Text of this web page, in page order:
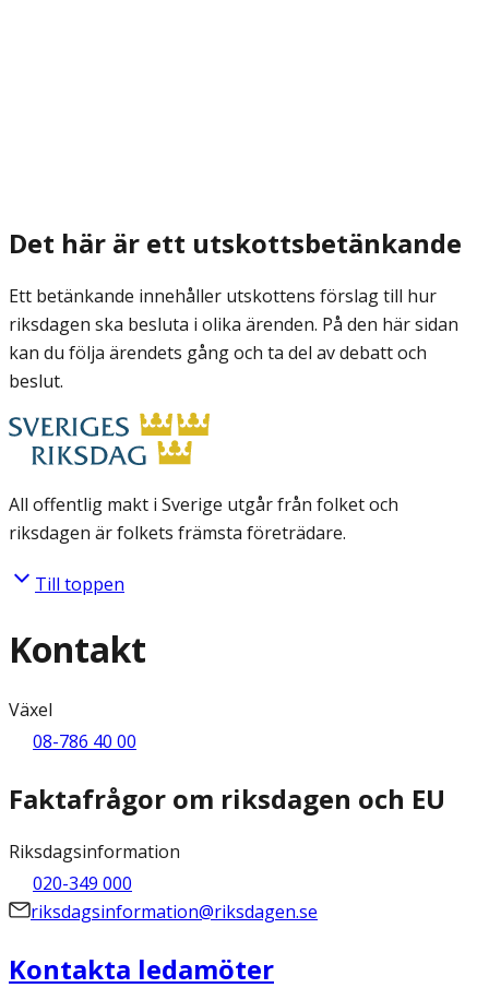
Det här är ett utskottsbetänkande
Ett betänkande innehåller utskottens förslag till hur
riksdagen ska besluta i olika ärenden. På den här sidan
kan du följa ärendets gång och ta del av debatt och
beslut.
All offentlig makt i Sverige utgår från folket och
riksdagen är folkets främsta företrädare.
Till toppen
Kontakt
Växel
08-786 40 00
Faktafrågor om riksdagen och EU
Riksdagsinformation
020-349 000
riksdagsinformation@riksdagen.se
Kontakta ledamöter